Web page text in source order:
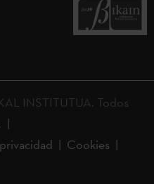
INSTITUTUA. Todos
Cookies